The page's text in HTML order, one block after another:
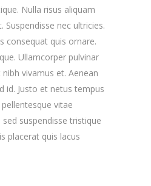
Nulla risus aliquam
Suspendisse nec ultricies.
consequat quis ornare.
Ullamcorper pulvinar
vivamus et. Aenean
id. Justo et netus tempus
vitae
suspendisse tristique
placerat quis lacus